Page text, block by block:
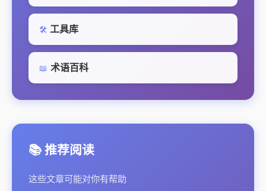
🛠️ 工具库
📖 术语百科
📚 推荐阅读
这些文章可能对你有帮助